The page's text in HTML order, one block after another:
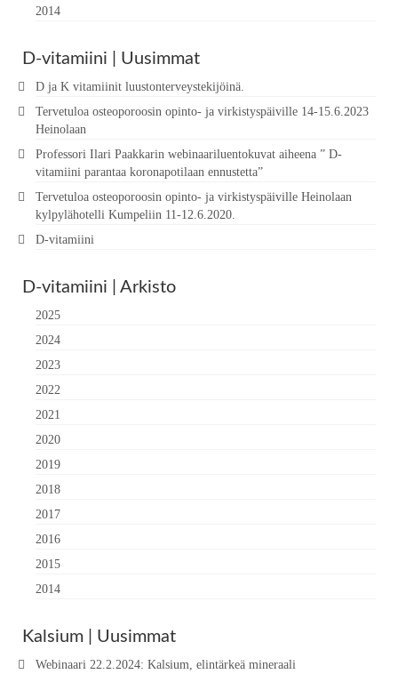
2014
D-vitamiini | Uusimmat
D ja K vitamiinit luustonterveystekijöinä.
Tervetuloa osteoporoosin opinto- ja virkistyspäiville 14-15.6.2023
Heinolaan
Professori Ilari Paakkarin webinaariluentokuvat aiheena ” D-
vitamiini parantaa koronapotilaan ennustetta”
Tervetuloa osteoporoosin opinto- ja virkistyspäiville Heinolaan
kylpylähotelli Kumpeliin 11-12.6.2020.
D-vitamiini
D-vitamiini | Arkisto
2025
2024
2023
2022
2021
2020
2019
2018
2017
2016
2015
2014
Kalsium | Uusimmat
Webinaari 22.2.2024: Kalsium, elintärkeä mineraali